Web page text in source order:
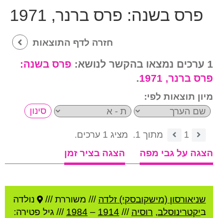
פרס בשנה: פרס ברנר, 1971
חזרה לדף התוצאות
1 ערכים נמצאו בהקשר לנושא:
פרס בשנה:
פרס ברנר, 1971
.
מיון תוצאות לפי:
1 מתוך 1.
מציג 1 ערכים.
הצגה על גבי מפה
הצגה בציר זמן
שניאורסון (מישקובסקי) זלדה /// משוררת ///
נולדה
ביקטרינוסלב, רוסיה ///
1914
–
1984 /// גיל פטירה: